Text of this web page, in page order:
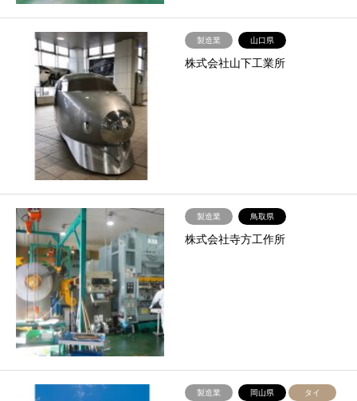
製造業 山口県
株式会社山下工業所
製造業 鳥取県
株式会社寺方工作所
製造業 岡山県 タイ